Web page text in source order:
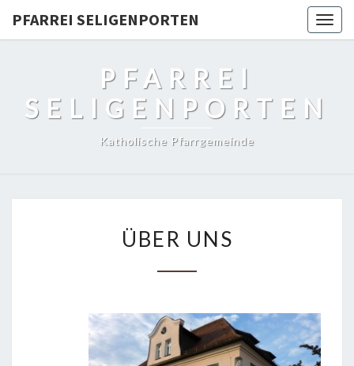
PFARREI SELIGENPORTEN
PFARREI
SELIGENPORTEN
Katholische Pfarrgemeinde
UNS
ÜBER UNS